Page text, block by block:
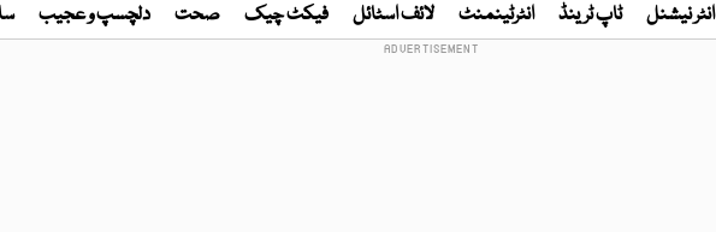
انٹر نیشنل ٹاپ ٹرینڈ انٹرٹینمنٹ لائف اسٹائل فیکٹ چیک صحت دلچسپ و عجیب